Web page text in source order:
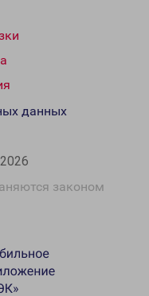
законом
данных